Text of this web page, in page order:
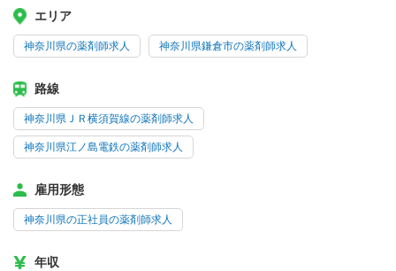
エリア
神奈川県の薬剤師求人 神奈川県鎌倉市の薬剤師求人
路線
神奈川県ＪＲ横須賀線の薬剤師求人
神奈川県江ノ島電鉄の薬剤師求人
雇用形態
神奈川県の正社員の薬剤師求人
年収